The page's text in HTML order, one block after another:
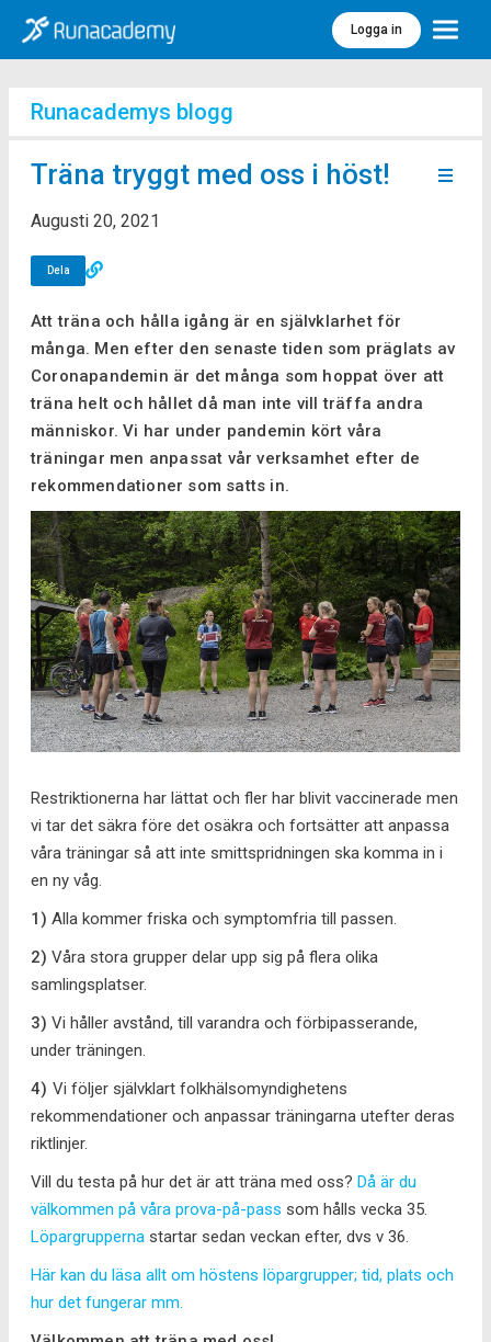
Logga in Meny
Runacademys blogg
Träna tryggt med oss i höst!
Augusti 20, 2021
Dela
Att träna och hålla igång är en självklarhet för
många. Men efter den senaste tiden som präglats av
Coronapandemin är det många som hoppat över att
träna helt och hållet då man inte vill träffa andra
människor. Vi har under pandemin kört våra
träningar men anpassat vår verksamhet efter de
rekommendationer som satts in.
Restriktionerna har lättat och fler har blivit vaccinerade men
vi tar det säkra före det osäkra och fortsätter att anpassa
våra träningar så att inte smittspridningen ska komma in i
en ny våg.
1) Alla kommer friska och symptomfria till passen.
2) Våra stora grupper delar upp sig på flera olika
samlingsplatser.
3) Vi håller avstånd, till varandra och förbipasserande,
under träningen.
4) Vi följer självklart folkhälsomyndighetens
rekommendationer och anpassar träningarna utefter deras
riktlinjer.
Vill du testa på hur det är att träna med oss? Då är du
välkommen på våra prova-på-pass som hålls vecka 35.
Löpargrupperna startar sedan veckan efter, dvs v 36.
Här kan du läsa allt om höstens löpargrupper; tid, plats och
hur det fungerar mm.